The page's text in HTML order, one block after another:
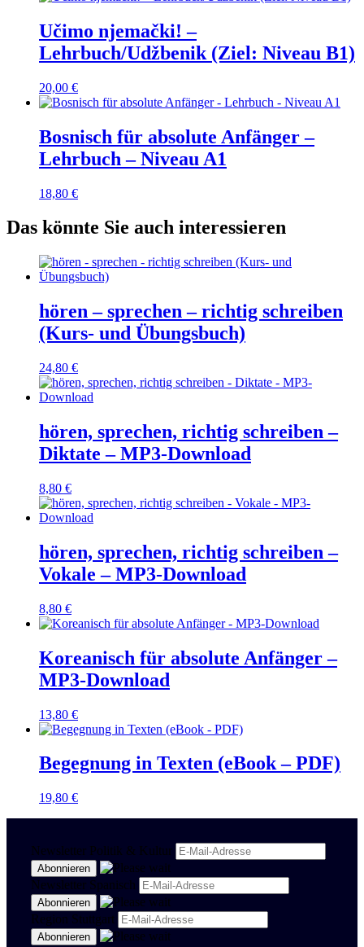
Učimo njemački! –
Lehrbuch/Udžbenik (Ziel: Niveau B1)
20,00 €
Bosnisch für absolute Anfänger –
Lehrbuch – Niveau A1
18,80 €
Das könnte Sie auch interessieren
hören – sprechen – richtig schreiben
(Kurs- und Übungsbuch)
24,80 €
hören, sprechen, richtig schreiben –
Diktate – MP3-Download
8,80 €
hören, sprechen, richtig schreiben –
Vokale – MP3-Download
8,80 €
Koreanisch für absolute Anfänger –
MP3-Download
13,80 €
Begegnung in Texten (eBook – PDF)
19,80 €
Newsletter Politik & Kultur
Newsletter Spanisch
Region Stuttgart